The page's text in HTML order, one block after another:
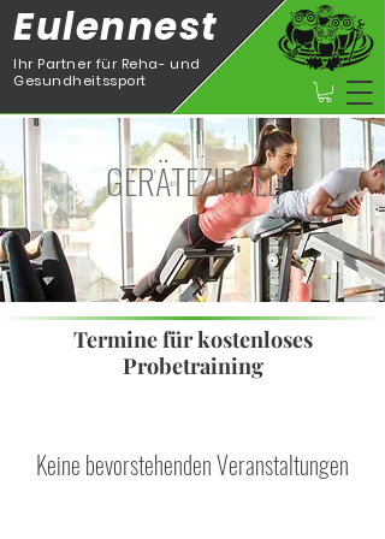
Eulennest
Ihr Partner für Reha- und
Gesundheitssport
GERÄTEZIRKEL
Termine für kostenloses
Probetraining
Keine bevorstehenden Veranstaltungen